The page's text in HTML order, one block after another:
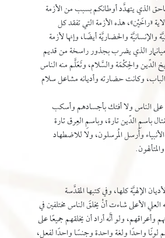
الذي يتهدَّد أوطانكم بسبب من الأزمة
«راخَيْن»، هذه الأزمة التي تفقد كل
والإنسانيَّة والحضاريَّة أيضًا، وإنها لأزمة
الذي يضرب بجذور راسخة من قديم
الدِّين والحِكْمَة والسَّلام، وتَعَلَّم منه الناس
الباب، وكانت حضارته وأديانه مشاعل سلام
على الناس ولا أفتك بأجسادهم وأسكب
باسمِ الدِّين تارة، وباسمِ العِرق تارة
وأُرسل المُرسلون، ولا للاضطهاد
الإلهيَّة كلها، وفي كتبها المقدَّسة
العلي الأعلى شاءت أنْ يخلقَ الناس مختلفين في
وأعراقهم، ولو أنَّه أراد أن يخلقهم جميعًا على
لونًا واحدًا ولغة واحدة وجنسًا واحدًا لفعل،